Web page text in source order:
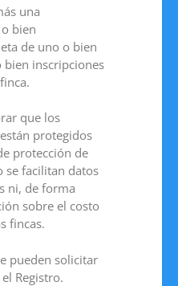
una
bien
de uno o bien
bien inscripciones
que los
protegidos
protección de
se facilitan datos
ni, de forma
sobre el costo
fincas.
pueden solicitar
Registro.